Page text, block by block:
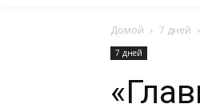
Домой 7 дней
7 дней